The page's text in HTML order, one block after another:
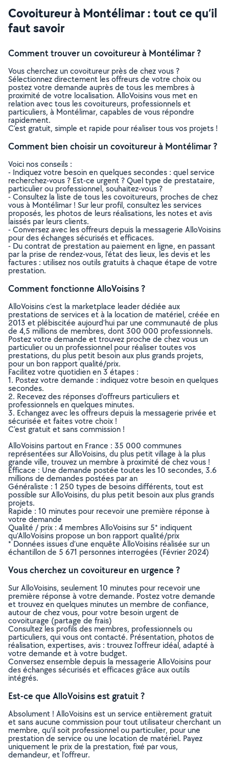
Covoitureur à Montélimar : tout ce qu’il
faut savoir
Comment trouver un covoitureur à Montélimar ?
Vous cherchez un covoitureur près de chez vous ?
Sélectionnez directement les offreurs de votre choix ou
postez votre demande auprès de tous les membres à
proximité de votre localisation. AlloVoisins vous met en
relation avec tous les covoitureurs, professionnels et
particuliers, à Montélimar, capables de vous répondre
rapidement.
C’est gratuit, simple et rapide pour réaliser tous vos projets !
Comment bien choisir un covoitureur à Montélimar ?
Voici nos conseils :
- Indiquez votre besoin en quelques secondes : quel service
recherchez-vous ? Est-ce urgent ? Quel type de prestataire,
particulier ou professionnel, souhaitez-vous ?
- Consultez la liste de tous les covoitureurs, proches de chez
vous à Montélimar ! Sur leur profil, consultez les services
proposés, les photos de leurs réalisations, les notes et avis
laissés par leurs clients.
- Conversez avec les offreurs depuis la messagerie AlloVoisins
pour des échanges sécurisés et efficaces.
- Du contrat de prestation au paiement en ligne, en passant
par la prise de rendez-vous, l’état des lieux, les devis et les
factures : utilisez nos outils gratuits à chaque étape de votre
prestation.
Comment fonctionne AlloVoisins ?
AlloVoisins c’est la marketplace leader dédiée aux
prestations de services et à la location de matériel, créée en
2013 et plébiscitée aujourd’hui par une communauté de plus
de 4,5 millions de membres, dont 300 000 professionnels.
Postez votre demande et trouvez proche de chez vous un
particulier ou un professionnel pour réaliser toutes vos
prestations, du plus petit besoin aux plus grands projets,
pour un bon rapport qualité/prix.
Facilitez votre quotidien en 3 étapes :
1. Postez votre demande : indiquez votre besoin en quelques
secondes.
2. Recevez des réponses d’offreurs particuliers et
professionnels en quelques minutes.
3. Echangez avec les offreurs depuis la messagerie privée et
sécurisée et faites votre choix !
C’est gratuit et sans commission !
AlloVoisins partout en France : 35 000 communes
représentées sur AlloVoisins, du plus petit village à la plus
grande ville, trouvez un membre à proximité de chez vous !
Efficace : Une demande postée toutes les 10 secondes, 3.6
millions de demandes postées par an
Généraliste : 1 250 types de besoins différents, tout est
possible sur AlloVoisins, du plus petit besoin aux plus grands
projets.
Rapide : 10 minutes pour recevoir une première réponse à
votre demande
Qualité / prix : 4 membres AlloVoisins sur 5* indiquent
qu’AlloVoisins propose un bon rapport qualité/prix
* Données issues d’une enquête AlloVoisins réalisée sur un
échantillon de 5 671 personnes interrogées (Février 2024)
Vous cherchez un covoitureur en urgence ?
Sur AlloVoisins, seulement 10 minutes pour recevoir une
première réponse à votre demande. Postez votre demande
et trouvez en quelques minutes un membre de confiance,
autour de chez vous, pour votre besoin urgent de
covoiturage (partage de frais)
Consultez les profils des membres, professionnels ou
particuliers, qui vous ont contacté. Présentation, photos de
réalisation, expertises, avis : trouvez l'offreur idéal, adapté à
votre demande et à votre budget.
Conversez ensemble depuis la messagerie AlloVoisins pour
des échanges sécurisés et efficaces grâce aux outils
intégrés.
Est-ce que AlloVoisins est gratuit ?
Absolument ! AlloVoisins est un service entièrement gratuit
et sans aucune commission pour tout utilisateur cherchant un
membre, qu’il soit professionnel ou particulier, pour une
prestation de service ou une location de matériel. Payez
uniquement le prix de la prestation, fixé par vous,
demandeur, et l’offreur.